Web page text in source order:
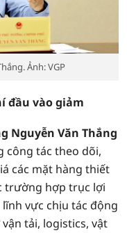
Ảnh: VGP
đầu vào giảm
Nguyễn Văn Thắng
công tác theo dõi,
các mặt hàng thiết
trường hợp trục lợi
vực chịu tác động
tải, logistics, vật